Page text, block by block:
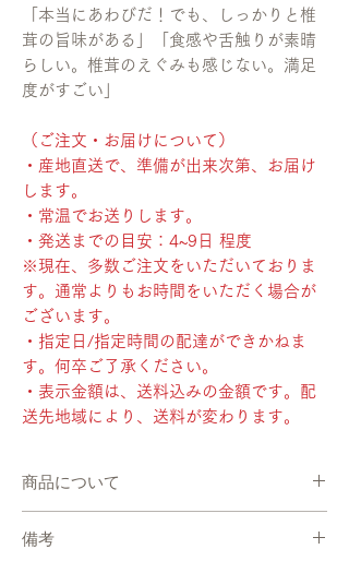
「本当にあわびだ！でも、しっかりと椎
茸の旨味がある」「食感や舌触りが素晴
らしい。椎茸のえぐみも感じない。満足
度がすごい」
（ご注文・お届けについて）
・産地直送で、準備が出来次第、お届け
します。
・常温でお送りします。
・発送までの目安：4~9日 程度
※現在、多数ご注文をいただいておりま
す。通常よりもお時間をいただく場合が
ございます。
・指定日/指定時間の配達ができかねま
す。何卒ご了承ください。
・表示金額は、送料込みの金額です。配
送先地域により、送料が変わります。
商品について
す。
備考